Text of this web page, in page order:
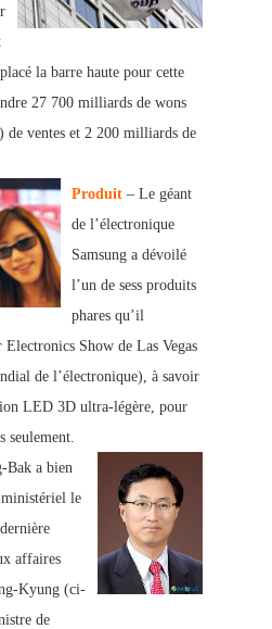
la barre haute pour cette
27 700 milliards de wons
de ventes et 2 200 milliards de
Produit – Le géant
de l’électronique
Samsung a dévoilé
l’un de sess produits
phares qu’il
Electronics Show de Las Vegas
de l’électronique), à savoir
LED 3D ultra-légère, pour
seulement.
Bak a bien
ministériel le
affaires
Kyung (ci-
de